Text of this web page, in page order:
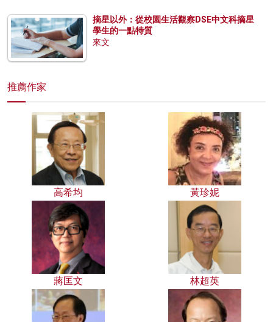
摘星以外：從校園生活觀察DSE中文科摘星
學生的一點特質
來文
推薦作家
高希均 黃珍妮
蔣匡文 林超英